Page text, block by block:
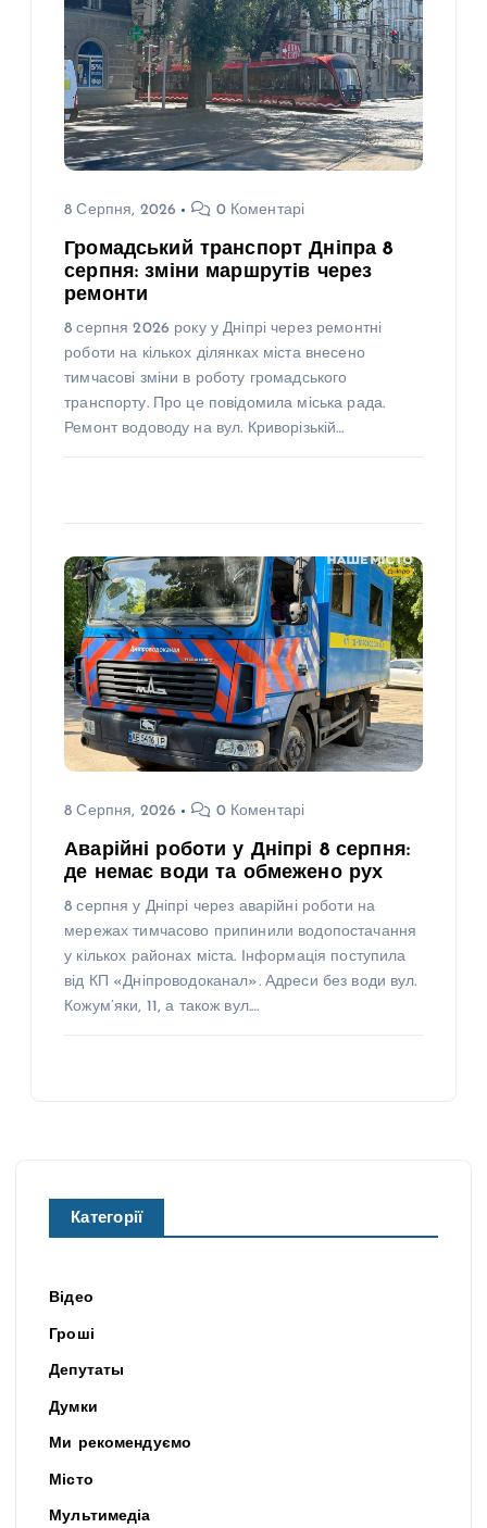
8 Серпня, 2026 0 Коментарі
Громадський транспорт Дніпра 8
серпня: зміни маршрутів через
ремонти
8 серпня 2026 року у Дніпрі через ремонтні
роботи на кількох ділянках міста внесено
тимчасові зміни в роботу громадського
транспорту. Про це повідомила міська рада.
Ремонт водоводу на вул. Криворізькій…
8 Серпня, 2026 0 Коментарі
Аварійні роботи у Дніпрі 8 серпня:
де немає води та обмежено рух
8 серпня у Дніпрі через аварійні роботи на
мережах тимчасово припинили водопостачання
у кількох районах міста. Інформація поступила
від КП «Дніпроводоканал». Адреси без води вул.
Кожум’яки, 11, а також вул.…
Категорії
Відео
Гроші
Депутаты
Думки
Ми рекомендуємо
Місто
Мультимедіа